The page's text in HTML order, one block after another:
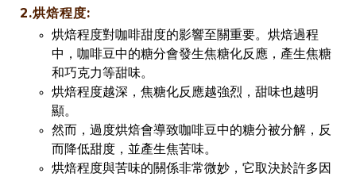
2.烘焙程度:
烘焙程度對咖啡甜度的影響至關重要。烘焙過程
中，咖啡豆中的糖分會發生焦糖化反應，產生焦糖
和巧克力等甜味。
烘焙程度越深，焦糖化反應越強烈，甜味也越明
顯。
然而，過度烘焙會導致咖啡豆中的糖分被分解，反
而降低甜度，並產生焦苦味。
烘焙程度與苦味的關係非常微妙，它取決於許多因